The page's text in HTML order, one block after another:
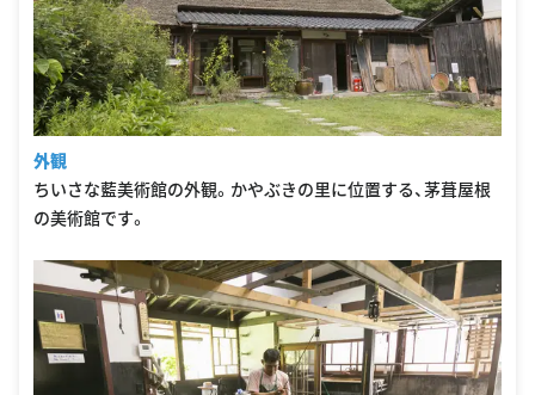
外観
ちいさな藍美術館の外観。かやぶきの里に位置する、茅葺屋根
の美術館です。